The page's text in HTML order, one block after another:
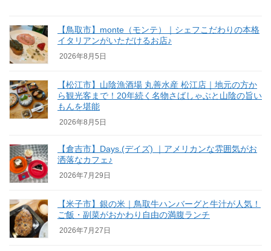
【鳥取市】monte（モンテ）｜シェフこだわりの本格
イタリアンがいただけるお店♪
2026年8月5日
【松江市】山陰漁酒場 丸善水産 松江店｜地元の方か
ら観光客まで！20年続く名物さばしゃぶと山陰の旨い
もんを堪能
2026年8月5日
【倉吉市】Days.(デイズ) ｜アメリカンな雰囲気がお
洒落なカフェ♪
2026年7月29日
【米子市】銀の米｜鳥取牛ハンバーグと牛汁が人気！
ご飯・副菜がおかわり自由の満腹ランチ
2026年7月27日